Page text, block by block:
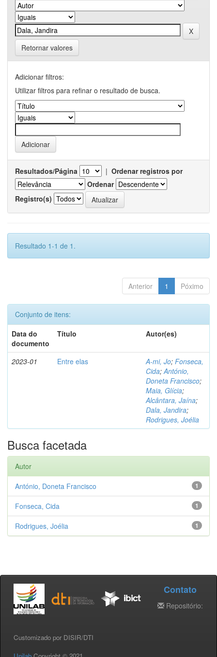
Retornar valores
Adicionar filtros:
Utilizar filtros para refinar o resultado de busca.
Resultados/Página | Ordenar registros por
Ordenar
Registro(s)
Resultado 1-1 de 1.
Anterior 1 Póximo
Conjunto de itens:
Data do
documento
Título Autor(es)
2023-01 Entre elas A-mi, Jo; Fonseca,
Cida;António,
Doneta Francisco;
Maia, Glícia;
Alcântara, Jaína;
Dala, Jandira;
Rodrigues, Joélia
Busca facetada
Autor
1
António, Doneta Francisco
1
Fonseca, Cida
1
Rodrigues, Joélia
Customizado por DISIR/DTI
Contato
Repositório: